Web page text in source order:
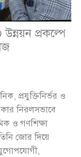
উন্নয়ন প্রকল্পে
প্রযুক্তিনির্ভর ও
নিরলসভাবে
ও গণশিক্ষা
জোর দিয়ে